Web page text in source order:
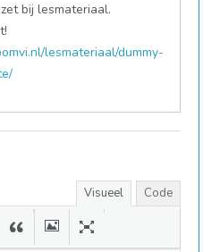
bij lesmateriaal.
lesmateriaal/dummy-
Visueel Code